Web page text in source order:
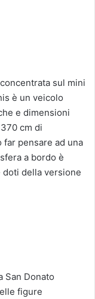
sul mini
è un veicolo
e dimensioni
cm di
far pensare ad una
a bordo è
della versione
San Donato
figure